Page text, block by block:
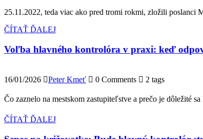
25.11.2022, teda viac ako pred tromi rokmi, zložili
ČÍTAŤ ĎALEJ
Voľba hlavného kontrolóra v praxi: keď
16/01/2026 Peter Kmeť 0 Comments 2 tags
Čo zaznelo na mestskom zastupiteľstve a prečo je dôležité
ČÍTAŤ ĎALEJ